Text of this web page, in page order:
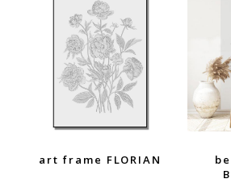
art frame FLORIAN